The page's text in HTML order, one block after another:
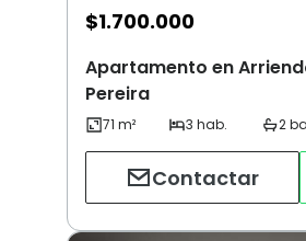
$1.700.000
Apartamento en
Pereira
Contactar